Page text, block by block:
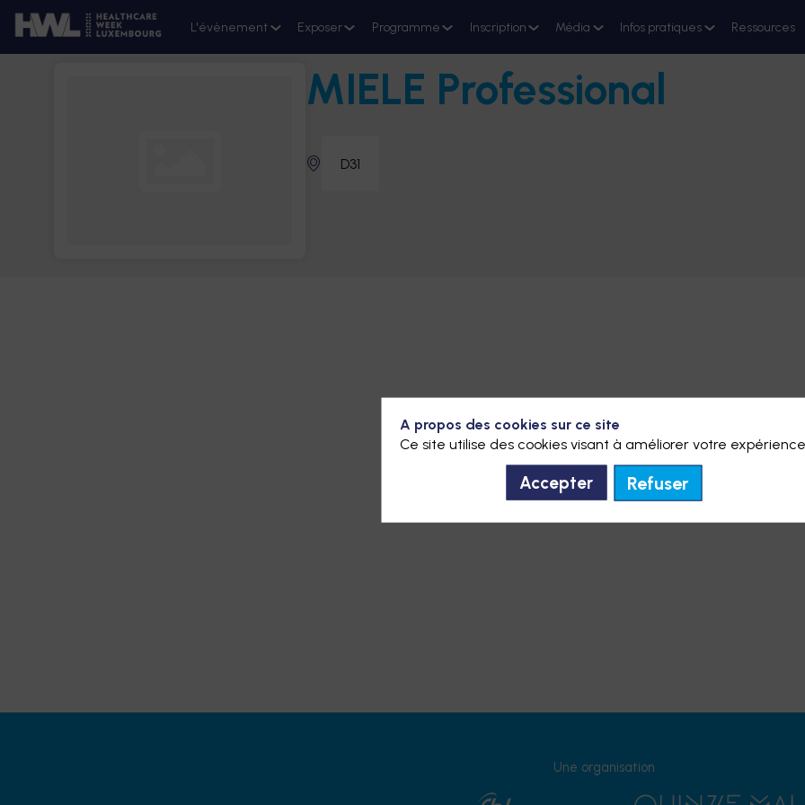
L'évènement Exposer Programme Inscription Média Infos pratiques Ressources
MIELE Professional
D31
Une organisation
A propos des cookies sur ce site
Ce site utilise des cookies visant à améliorer votre
Accepter Refuser